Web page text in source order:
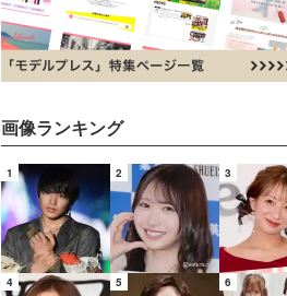
画像ランキング
1 2 3
4 5 6